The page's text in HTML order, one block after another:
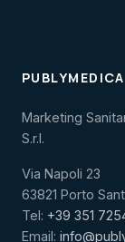
PUBLYMEDICA
Marketing
S.r.l.
Via Napoli 23
63821 Porto
Tel: +39 351
Email: